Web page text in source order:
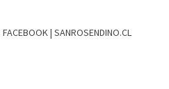
FACEBOOK | SANROSENDINO.CL